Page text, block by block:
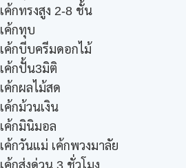
เค้กทรงสูง 2-8 ชั้น
เค้กทุบ
เค้กบีบครีมดอกไม้
เค้กปั้น3มิติ
เค้กผลไม้สด
เค้กม้วนเงิน
เค้กมินิมอล
เค้กวันแม่ เค้กพวงมาลัย
เค้กส่งด่วน 3 ชั่วโมง